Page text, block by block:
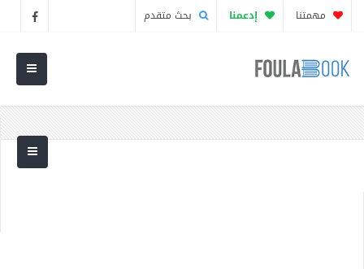
مهمتنا إدعمنا بحث متقدم